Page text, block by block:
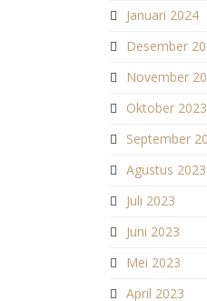
Januari 2024
Desember
November
Oktober 2023
September
Agustus 2023
Juli 2023
Juni 2023
Mei 2023
April 2023